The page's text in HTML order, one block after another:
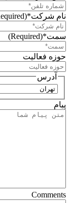
نام شرکت*(Required)
سمت*(Required)
حوزه فعالیت
آدرس
استان
پیام
Comments